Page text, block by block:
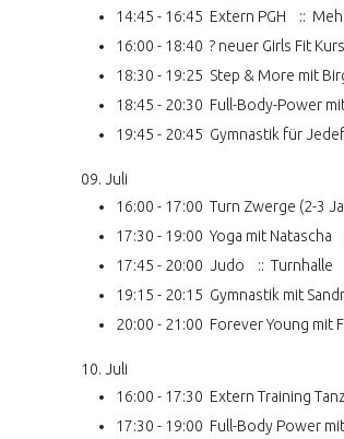
14:45 - 16:45 Extern PGH
::
16:00 - 18:40 ? neuer Girls Fit
18:30 - 19:25 Step & More mit
18:45 - 20:30 Full-Body-Power
19:45 - 20:45 Gymnastik für
09. Juli
16:00 - 17:00 Turn Zwerge (2-3
17:30 - 19:00Yoga mit Natascha
17:45 - 20:00 Judo
:: Turnhalle
19:15 - 20:15 Gymnastik mit
20:00 - 21:00 Forever Young mit
10. Juli
16:00 - 17:30 Extern Training
17:30 - 19:00 Full-Body Power